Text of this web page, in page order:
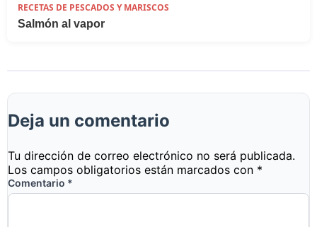
RECETAS DE PESCADOS Y MARISCOS
Salmón al vapor
Deja un comentario
Tu dirección de correo electrónico no será publicada.
Los campos obligatorios están marcados con *
Comentario *